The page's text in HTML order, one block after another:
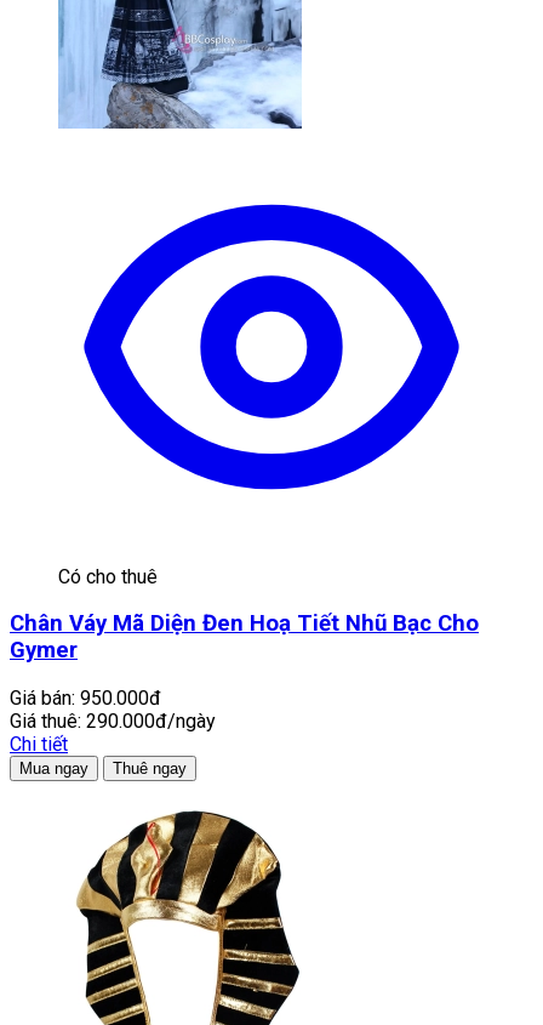
Có cho thuê
Chân Váy Mã Diện Đen Hoạ Tiết Nhũ Bạc Cho
Gymer
Giá bán: 950.000đ
Giá thuê: 290.000đ/ngày
Chi tiết
Mua ngay Thuê ngay